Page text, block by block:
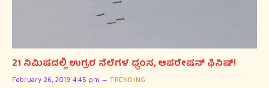
21 ನಿಮಿಷದಲ್ಲಿ ಉಗ್ರರ ನೆಲೆಗಳ ಧ್ವಂಸ, ಆಪರೇಷನ್ ಫಿನಿಷ್!
February 26, 2019 4:45 pm TRENDING